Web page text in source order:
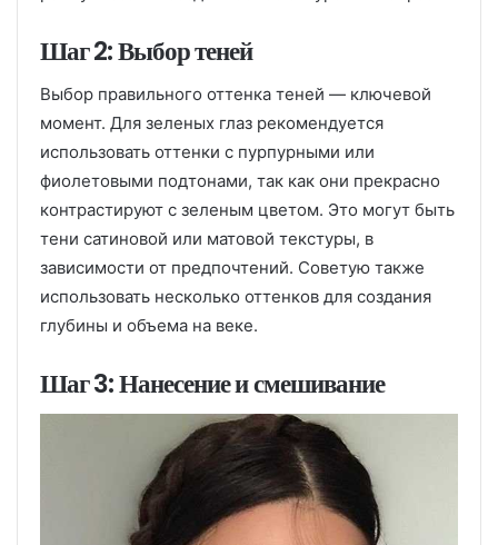
Шаг 2: Выбор теней
Выбор правильного оттенка теней — ключевой
момент. Для зеленых глаз рекомендуется
использовать оттенки с пурпурными или
фиолетовыми подтонами, так как они прекрасно
контрастируют с зеленым цветом. Это могут быть
тени сатиновой или матовой текстуры, в
зависимости от предпочтений. Советую также
использовать несколько оттенков для создания
глубины и объема на веке.
Шаг 3: Нанесение и смешивание